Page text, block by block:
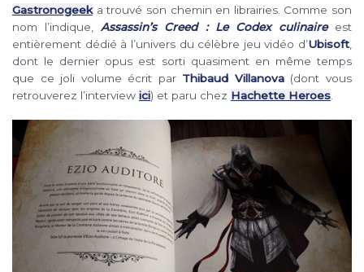
Gastronogeeka trouvé son chemin en librairies. Comme son
nom l’indique,Assassin’s Creed : Le Codex culinaireest
entièrement dédié à l’univers du célèbre jeu vidéo d’Ubisoft
dont le dernier opus est sorti quasiment en même temps
que ce joli volume écrit par Thibaud Villanova(dont vous
retrouverez l’interview ici) et paru chez Hachette Heroes